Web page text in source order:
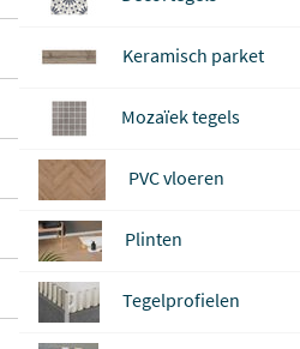
rieur is er een passende optie. Alle
zijngeschikt voor vloer en wand,
, zodat u ze overal in huis kunt
Keramisch parket
Mozaïek tegels
PVC vloeren
Plinten
Tegelprofielen